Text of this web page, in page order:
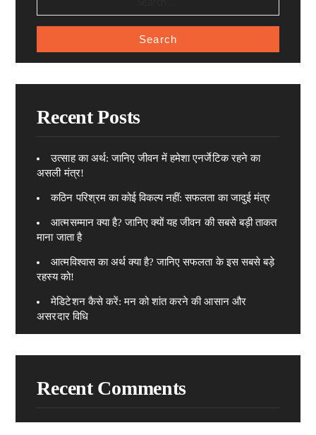
FOR:
Recent Posts
उत्साह का अर्थ: जानिए जीवन में हमेशा एनर्जेटिक रहने का
असली मंत्र!
कठिन परिश्रम का कोई विकल्प नहीं: सफलता का जादुई मंत्र
आत्मसम्मान क्या है? जानिए क्यों यह जीवन की सबसे बड़ी ताकत
माना जाता है
आत्मविश्वास का अर्थ क्या है? जानिए सफलता के इस सबसे बड़े
रहस्य को!
मेडिटेशन कैसे करें: मन को शांत करने की आसान और
असरदार विधि
Recent Comments